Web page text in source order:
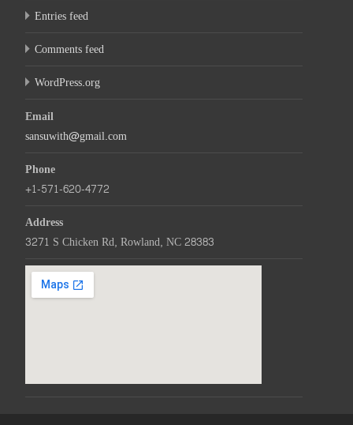
Entries feed
Comments feed
WordPress.org
Email
sansuwith@gmail.com
Phone
+1-571-620-4772
Address
3271 S Chicken Rd, Rowland, NC 28383